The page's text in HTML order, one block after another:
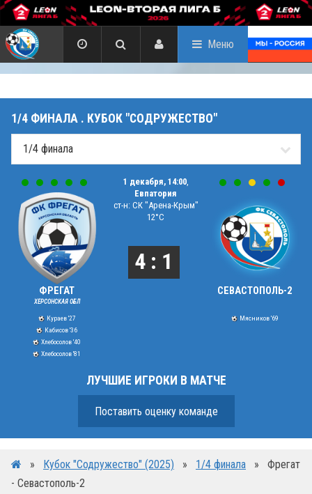
Меню
1/4 ФИНАЛА . КУБОК "СОДРУЖЕСТВО"
ФРЕГАТ
ХЕРСОНСКАЯ ОБЛ
Кураев '27
Кабисов '36
Хлебосолов '40
Хлебосолов '81
1 декабря, 14:00,
Евпатория
ст-н: СК "Арена-Крым"
12°C
4 : 1
СЕВАСТОПОЛЬ-2
Мясников '69
ЛУЧШИЕ ИГРОКИ В МАТЧЕ
Поставить оценку команде
» Кубок "Содружество" (2025) » 1/4 финала »
Фрегат
- Севастополь-2